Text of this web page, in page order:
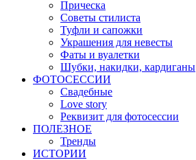
Прическа
Советы стилиста
Туфли и сапожки
Украшения для невесты
Фаты и вуалетки
Шубки, накидки, кардиганы
ФОТОСЕССИИ
Свадебные
Love story
Реквизит для фотосессии
ПОЛЕЗНОЕ
Тренды
ИСТОРИИ